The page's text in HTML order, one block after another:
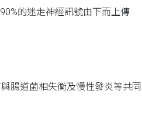
的迷走神經訊號由下而上傳
腸道菌相失衡及慢性發炎等共同